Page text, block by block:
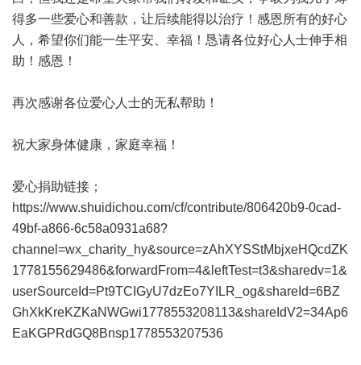
得多一些爱心和善款，让后续能得以治疗！感恩所有的好心
人，希望你们能一生平安、幸福！恳请各位好心人士伸手相
助！感恩！
再次感谢各位爱心人士的无私帮助！
祝大家身体健康，家庭幸福！
爱心捐助链接；
https://www.shuidichou.com/cf/contribute/806420b9-0cad-
49bf-a866-6c58a0931a68?
channel=wx_charity_hy&source=zAhXYSStMbjxeHQcdZK
1778155629486&forwardFrom=4&leftTest=t3&sharedv=1&
userSourceId=Pt9TCIGyU7dzEo7YILR_og&shareId=6BZ
GhXkKreKZKaNWGwi1778553208113&shareIdV2=34Ap6
EaKGPRdGQ8Bnsp1778553207536